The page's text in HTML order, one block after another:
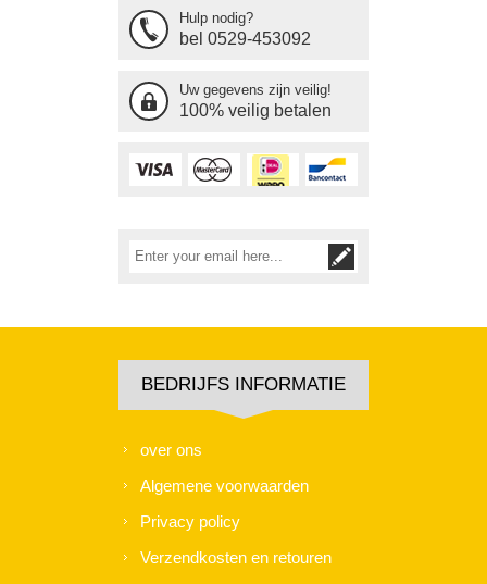
Hulp nodig?
bel 0529-453092
Uw gegevens zijn veilig!
100% veilig betalen
BEDRIJFS INFORMATIE
over ons
Algemene voorwaarden
Privacy policy
Verzendkosten en retouren